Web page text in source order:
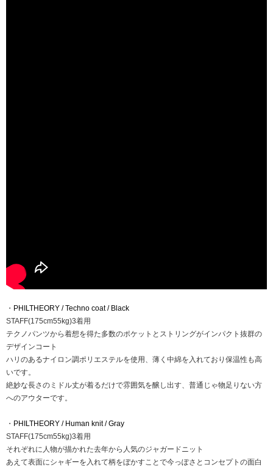
・ PHILTHEORY / Techno coat / Black
STAFF(175cm55kg)3着用
テクノパンツから着想を得た多数のポケットとストリングがインパクト抜群の
デザインコート
ハリのあるナイロン調ポリエステルを使用、薄く中綿を入れており保温性も高
いです。
絶妙な長さのミドル丈が着るだけで雰囲気を醸し出す、普通じゃ物足りない方
へのアウターです。
・ PHILTHEORY / Human knit / Gray
STAFF(175cm55kg)3着用
それぞれに人物が描かれた去年から人気のジャガードニット
あえて表面にシャギーを入れて柄をぼかすことで今っぽさとコンセプトの面白